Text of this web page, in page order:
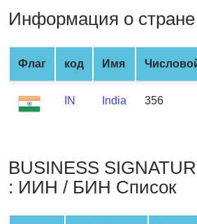
Card
Generator
Random
Credit
Card
Generator
from
BIN
Информация о
Флаг код Имя
IN India 356
BUSINESS
: ИИН / БИН Список